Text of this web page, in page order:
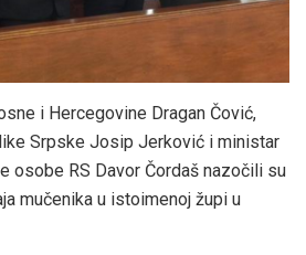
i Hercegovine Dragan Čović,
Srpske Josip Jerković i ministar
osobe RS Davor Čordaš nazočili su
mučenika u istoimenoj župi u